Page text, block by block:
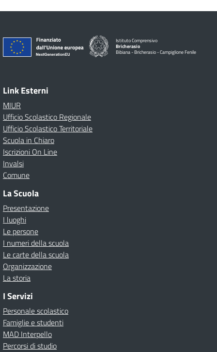
Istituto Comprensivo
Bricherasio
Bibiana - Bricherasio - Campiglione Fenile
Link Esterni
MIUR
Ufficio Scolastico Regionale
Ufficio Scolastico Territoriale
Scuola in Chiaro
Iscrizioni On Line
Invalsi
Comune
La Scuola
Presentazione
I luoghi
Le persone
I numeri della scuola
Le carte della scuola
Organizzazione
La storia
I Servizi
Personale scolastico
Famiglie e studenti
MAD Interpello
Percorsi di studio